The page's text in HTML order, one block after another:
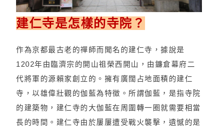
建仁寺是怎樣的寺院？
作為京都最古老的禪師而聞名的建仁寺，據說是
1202年由臨濟宗的開山祖榮西開山，由鐮倉幕府二
代將軍的源賴家創立的。擁有廣闊占地面積的建仁
寺，以雄偉壯觀的伽藍為特徵。所謂伽藍，是指寺院
的建築物，建仁寺的大伽藍在周圍轉一圈就需要相當
長的時間。建仁寺由於屢屢遭受戰火襲擊，遺憾的是